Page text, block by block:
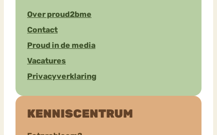
Over proud2bme
Contact
Proud in de media
Vacatures
Privacyverklaring
KENNISCENTRUM